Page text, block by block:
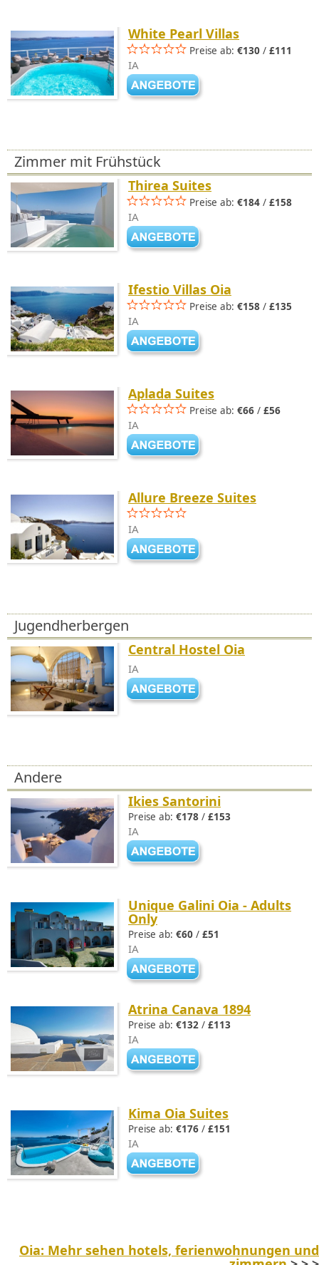
White Pearl Villas
Preise ab: €130 / £111
IA
Zimmer mit Frühstück
Thirea Suites
Preise ab: €184 / £158
IA
Ifestio Villas Oia
Preise ab: €158 / £135
IA
Aplada Suites
Preise ab: €66 / £56
IA
Allure Breeze Suites
IA
Jugendherbergen
Central Hostel Oia
IA
Andere
Ikies Santorini
Preise ab: €178 / £153
IA
Unique Galini Oia - Adults
Only
Preise ab: €60 / £51
IA
Atrina Canava 1894
Preise ab: €132 / £113
IA
Kima Oia Suites
Preise ab: €176 / £151
IA
Oia: Mehr sehen hotels, ferienwohnungen und